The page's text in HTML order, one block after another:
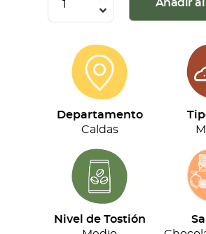
Tripack
c/u)
cantidad
Añadir
Departamento
Caldas
Nivel de Tostión